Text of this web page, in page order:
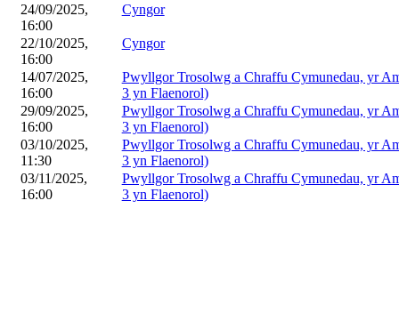
24/09/2025,
16:00
Cyngor
22/10/2025,
16:00
Cyngor
14/07/2025,
16:00
Pwyllgor Trosolwg a Chraffu Cymunedau, yr
3 yn Flaenorol)
29/09/2025,
16:00
Pwyllgor Trosolwg a Chraffu Cymunedau, yr
3 yn Flaenorol)
03/10/2025,
11:30
Pwyllgor Trosolwg a Chraffu Cymunedau, yr
3 yn Flaenorol)
03/11/2025,
16:00
Pwyllgor Trosolwg a Chraffu Cymunedau, yr
3 yn Flaenorol)